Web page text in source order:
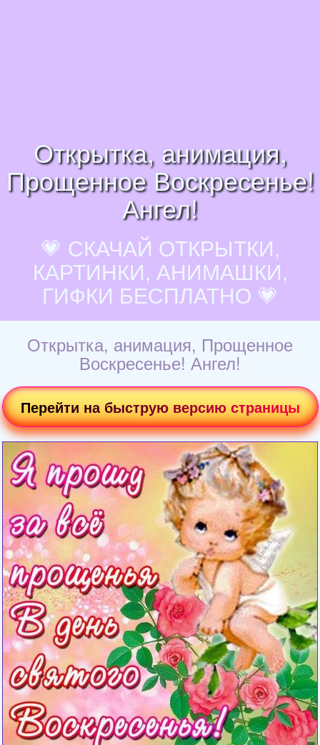
Открытка, анимация,
Прощенное Воскресенье!
Ангел!
💗 СКАЧАЙ ОТКРЫТКИ,
КАРТИНКИ, АНИМАШКИ,
ГИФКИ БЕСПЛАТНО 💗
Открытка, анимация, Прощенное
Воскресенье! Ангел!
Перейти на быструю версию страницы
Загрузка картинки...